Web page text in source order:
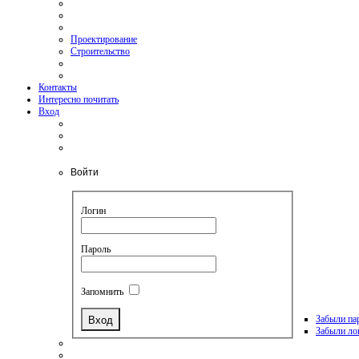
Проектирование
Строительство
Контакты
Интересно почитать
Вход
Войти
Логин
Пароль
Запомнить
Забыли
Забыли